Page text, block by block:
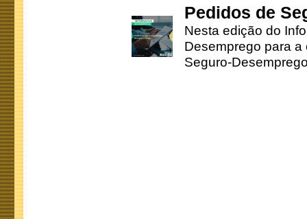
Pedidos de
Nesta edição do
Desemprego para
Seguro-